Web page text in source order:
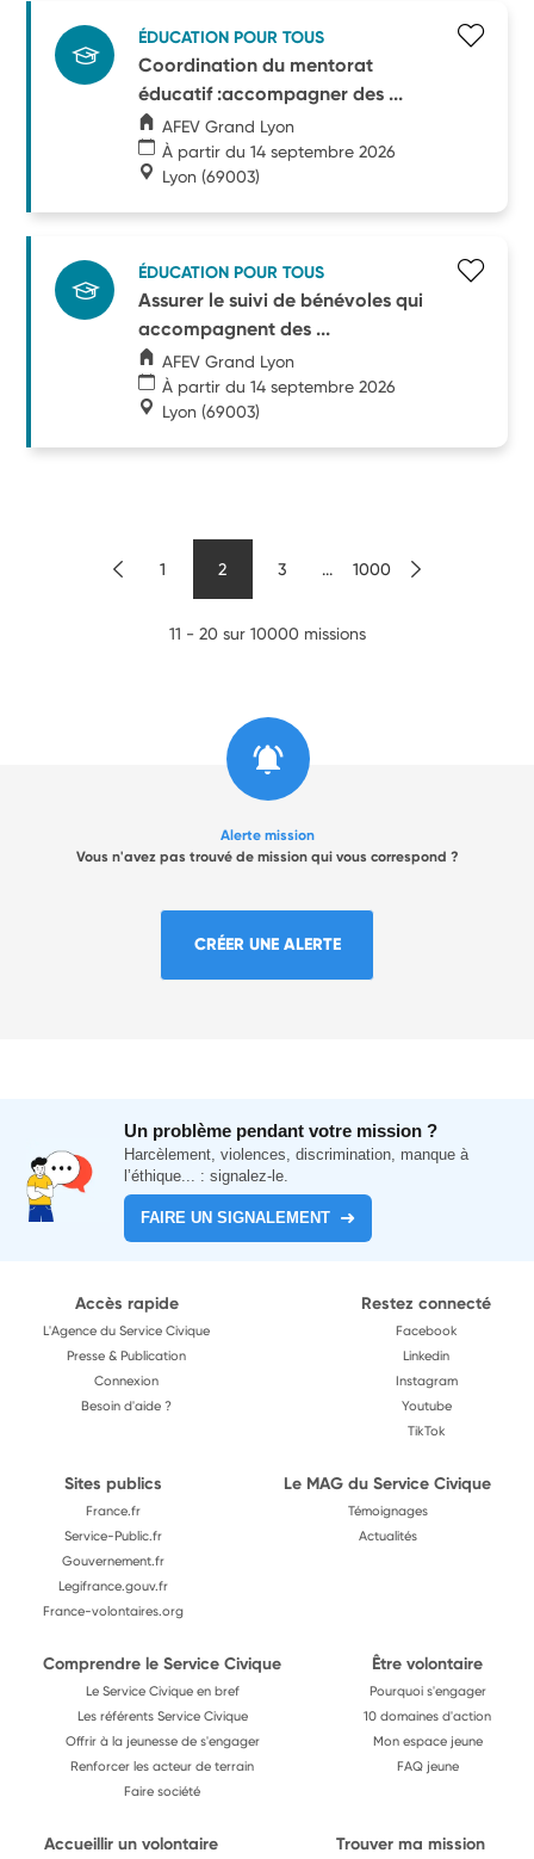
ÉDUCATION POUR TOUS
Coordination du mentorat
éducatif :accompagner des ...
AFEV Grand Lyon
À partir du 14 septembre 2026
Lyon (69003)
ÉDUCATION POUR TOUS
Assurer le suivi de bénévoles qui
accompagnent des ...
AFEV Grand Lyon
À partir du 14 septembre 2026
Lyon (69003)
1 2 3 ... 1000
11 - 20 sur 10000 missions
Alerte mission
Vous n'avez pas trouvé de mission qui vous correspond ?
CRÉER UNE ALERTE
Un problème pendant votre mission ?
Harcèlement, violences, discrimination, manque à
l’éthique... : signalez-le.
FAIRE UN SIGNALEMENT
Accès rapide
L'Agence du Service Civique
Presse & Publication
Connexion
Besoin d'aide ?
Restez connecté
Facebook
Linkedin
Instagram
Youtube
TikTok
Sites publics
France.fr
Service-Public.fr
Gouvernement.fr
Legifrance.gouv.fr
France-volontaires.org
Le MAG du Service Civique
Témoignages
Actualités
Comprendre le Service Civique
Le Service Civique en bref
Les référents Service Civique
Offrir à la jeunesse de s'engager
Renforcer les acteur de terrain
Faire société
Être volontaire
Pourquoi s'engager
10 domaines d'action
Mon espace jeune
FAQ jeune
Accueillir un volontaire Trouver ma mission